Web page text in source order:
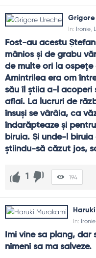
Grigore
In: Ironie
Fost-au acestu
mânios și de grabu
de multe ori la
Amintrilea era om
său îl știia a-l acoperi
aflai. La lucruri de
însuși se vârâia, ca
îndarăpteaze și
biruia. Și unde-l
știindu-să căzut jos,
1 194
In: Ironie
Imi vine sa plang,
nimeni sa ma salveze.